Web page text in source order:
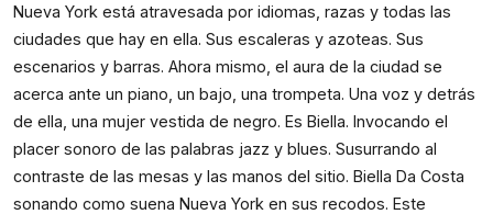
Nueva York está atravesada por idiomas, razas y todas las
ciudades que hay en ella. Sus escaleras y azoteas. Sus
escenarios y barras. Ahora mismo, el aura de la ciudad se
acerca ante un piano, un bajo, una trompeta. Una voz y detrás
de ella, una mujer vestida de negro. Es Biella. Invocando el
placer sonoro de las palabras jazz y blues. Susurrando al
contraste de las mesas y las manos del sitio. Biella Da Costa
sonando como suena Nueva York en sus recodos. Este